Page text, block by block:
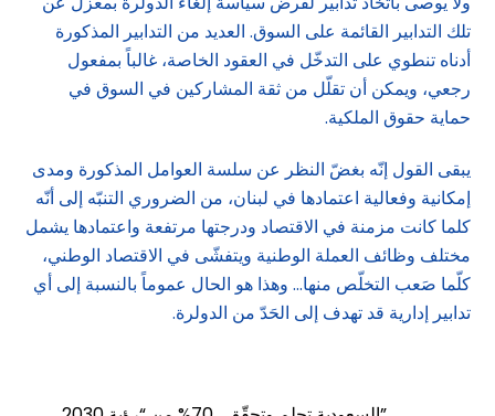
تلك التدابير القائمة على السوق. العديد من التدابير المذكورة
أدناه تنطوي على التدخّل في العقود الخاصة، غالباً بمفعول
رجعي، ويمكن أن تقلّل من ثقة المشاركين في السوق في
حماية حقوق الملكية.
يبقى القول إنّه بغضّ النظر عن سلسة العوامل المذكورة ومدى
إمكانية وفعالية اعتمادها في لبنان، من الضروري التنبّه إلى أنّه
كلما كانت مزمنة في الاقتصاد ودرجتها مرتفعة واعتمادها يشمل
مختلف وظائف العملة الوطنية ويتفشّى في الاقتصاد الوطني،
كلّما صَعب التخلّص منها… وهذا هو الحال عموماً بالنسبة إلى أي
تدابير إدارية قد تهدف إلى الحَدّ من الدولرة.